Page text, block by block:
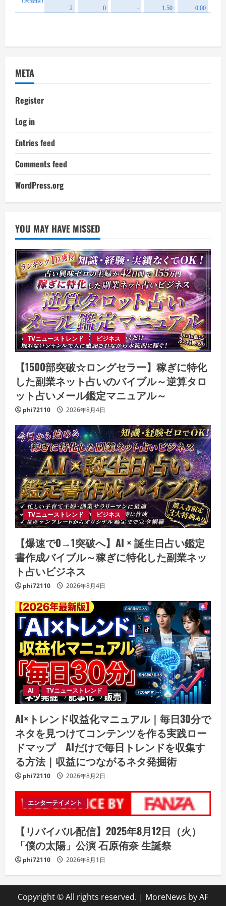
META
Register
Log in
Entries feed
Comments feed
WordPress.org
YOU MAY HAVE MISSED
TVニューストレンド ビジネス
【1500部突破☆ロングセラー】稼ぎに特化
した副業ネット占いのバイブル～逆算タロ
ット占いメール鑑定マニュアル～
phi72110 2026年8月4日
TVニューストレンド ビジネス
【爆速で0→1突破へ】AI × 誕生日占い鑑定
書作成バイブル～稼ぎに特化した副業ネッ
ト占いビジネス
phi72110 2026年8月4日
AI TVニューストレンド
AI×トレンド収益化マニュアル｜毎日30分で
ネタを見つけてコンテンツを作る実践ロー
ドマップ AIだけで毎日トレンドを収集す
る方法｜収益につながるネタ発掘術
phi72110 2026年8月2日
エンターテイメント
【リバイバル配信】2025年8月12日（火）
「僕の太陽」公演 石原侑奈 生誕祭
phi72110 2026年8月1日
Copyright © All rights reserved. | MoreNews by AF